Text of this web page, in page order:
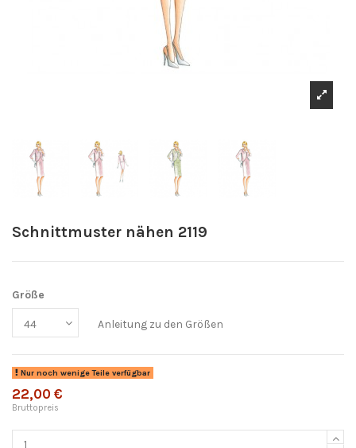
Schnittmuster nähen 2119
Größe
Anleitung zu den Größen
Nur noch wenige Teile verfügbar
22,00 €
Bruttopreis